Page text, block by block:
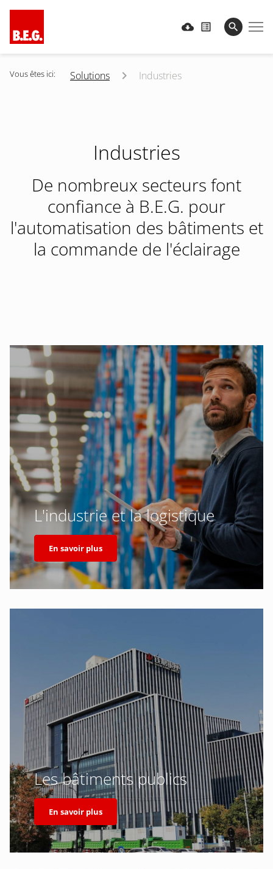
Vous êtes ici: Solutions Industries
Industries
De nombreux secteurs font
confiance à B.E.G. pour
l'automatisation des bâtiments et
la commande de l'éclairage
L'industrie et la logistique
En savoir plus
Les bâtiments publics
En savoir plus